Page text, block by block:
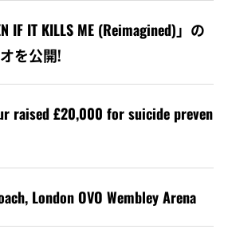
IF IT KILLS ME (Reimagined)」の
を公開!
raised £20,000 for suicide preven
London OVO Wembley Arena